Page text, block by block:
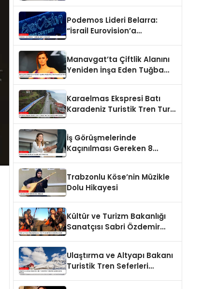
Podemos Lideri Belarra:
“İsrail Eurovision’a
Manavgat’ta Çiftlik Alanını
Yeniden İnşa Eden Tuğba
Karaelmas Ekspresi Batı
Karadeniz Turistik Tren Turu
İş Görüşmelerinde
Kaçınılması Gereken 8
Trabzonlu Köse’nin Müzikle
Dolu Hikayesi
Kültür ve Turizm Bakanlığı
Sanatçısı Sabri Özdemir
Ulaştırma ve Altyapı Bakanı
Turistik Tren Seferleri